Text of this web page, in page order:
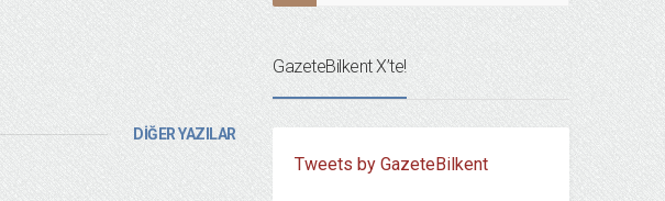
DİĞER YAZILAR
GazeteBilkent X’te!
Tweets by GazeteBilkent